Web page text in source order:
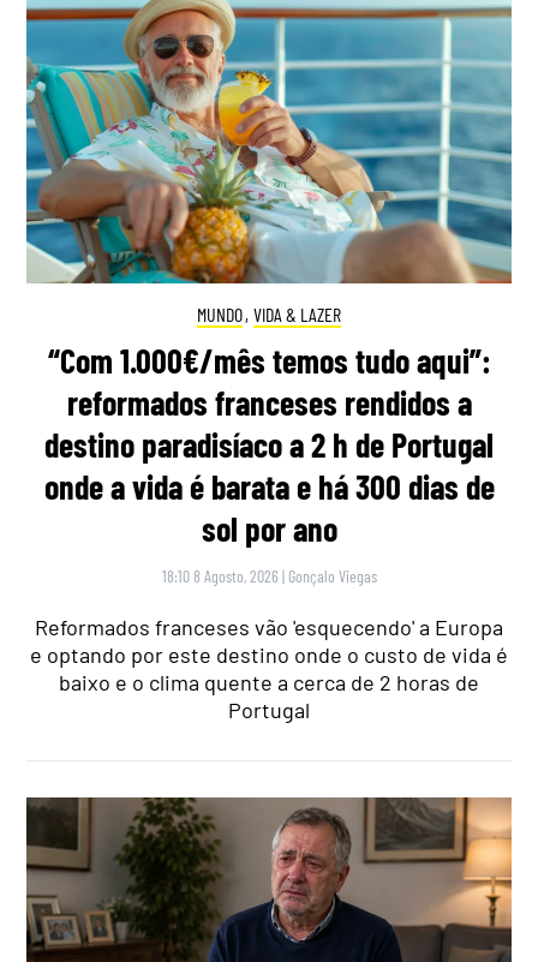
MUNDO, VIDA & LAZER
“Com 1.000€/mês temos tudo aqui”:
reformados franceses rendidos a
destino paradisíaco a 2 h de Portugal
onde a vida é barata e há 300 dias de
sol por ano
18:10 8 Agosto, 2026 | Gonçalo Viegas
Reformados franceses vão 'esquecendo' a Europa
e optando por este destino onde o custo de vida é
baixo e o clima quente a cerca de 2 horas de
Portugal